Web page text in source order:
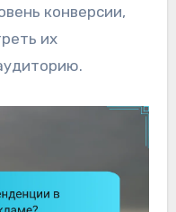
конверсии,
их